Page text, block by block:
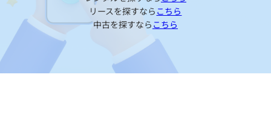
リースを探すなら こちら
中古を探すなら こちら